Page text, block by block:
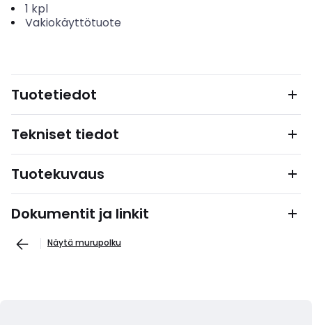
1 kpl
Vakiokäyttötuote
Tuotetiedot
Tekniset tiedot
Tuotekuvaus
Dokumentit ja linkit
Näytä murupolku